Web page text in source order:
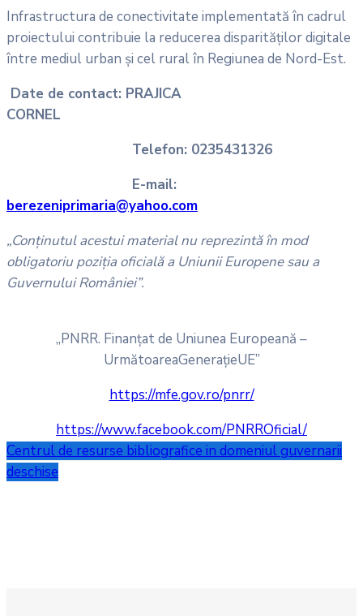
Infrastructura de conectivitate implementată în cadrul
proiectului contribuie la reducerea disparităților digitale
între mediul urban și cel rural în Regiunea de Nord-Est.
Date de contact: PRAJICA
CORNEL
Telefon: 0235431326
E-mail:
berezeniprimaria@yahoo.com
„Conținutul acestui material nu reprezintă în mod
obligatoriu poziția oficială a Uniunii Europene sau a
Guvernului României”.
„PNRR. Finanțat de Uniunea Europeană –
UrmătoareaGenerațieUE”
https://mfe.gov.ro/pnrr/
https://www.facebook.com/PNRROficial/
Centrul de resurse bibliografice in domeniul guvernarii
deschise